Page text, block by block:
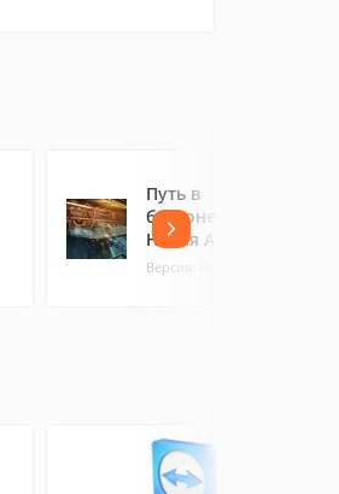
Путь в
бесконечность.
Новая Атлантида
Версия: latest